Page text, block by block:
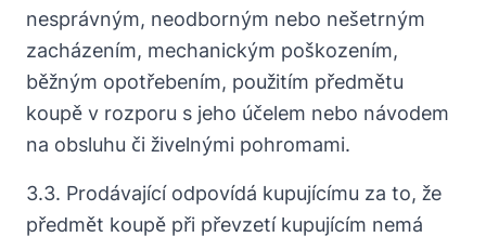
nesprávným, neodborným nebo nešetrným
zacházením, mechanickým poškozením,
běžným opotřebením, použitím předmětu
koupě v rozporu s jeho účelem nebo návodem
na obsluhu či živelnými pohromami.
3.3. Prodávající odpovídá kupujícímu za to, že
předmět koupě při převzetí kupujícím nemá